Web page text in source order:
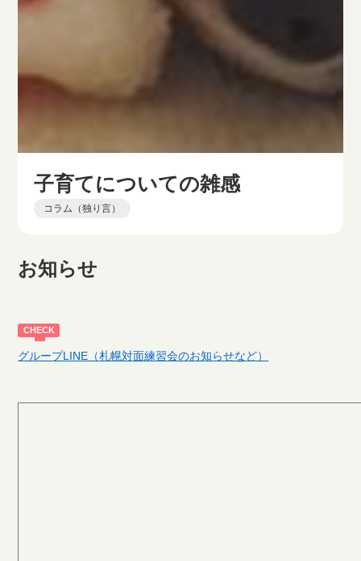
子育てについての雑感
コラム（独り言）
お知らせ
グループLINE（札幌対面練習会のお知らせなど）